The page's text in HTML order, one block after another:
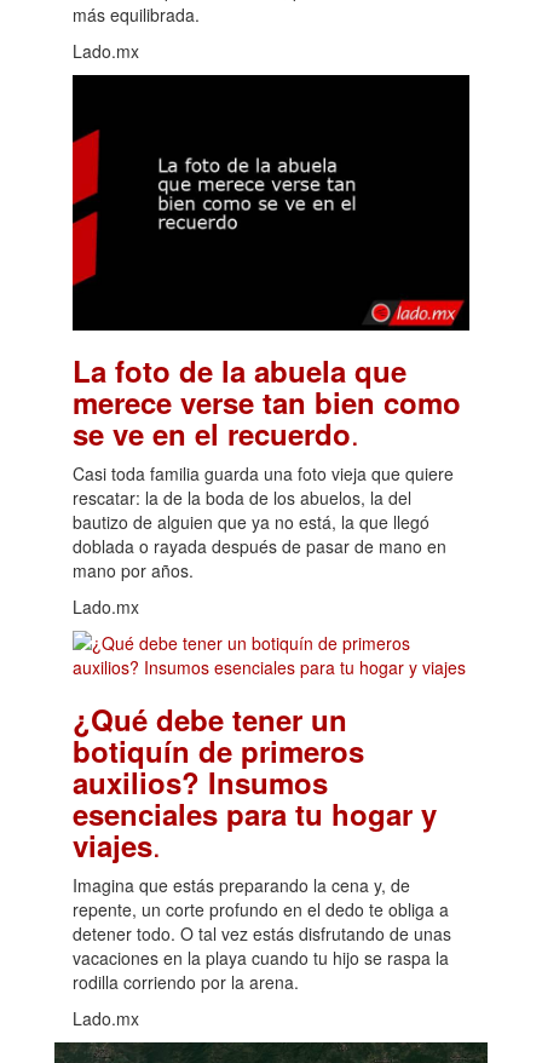
más equilibrada.
Lado.mx
La foto de la abuela que
merece verse tan bien como
se ve en el recuerdo.
Casi toda familia guarda una foto vieja que quiere
rescatar: la de la boda de los abuelos, la del
bautizo de alguien que ya no está, la que llegó
doblada o rayada después de pasar de mano en
mano por años.
Lado.mx
¿Qué debe tener un
botiquín de primeros
auxilios? Insumos
esenciales para tu hogar y
viajes.
Imagina que estás preparando la cena y, de
repente, un corte profundo en el dedo te obliga a
detener todo. O tal vez estás disfrutando de unas
vacaciones en la playa cuando tu hijo se raspa la
rodilla corriendo por la arena.
Lado.mx